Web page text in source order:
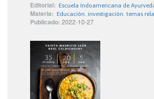
Editorial: Escuela Indoamericana de
Materia: Educación. investigación. temas
Publicado: 2022-10-27